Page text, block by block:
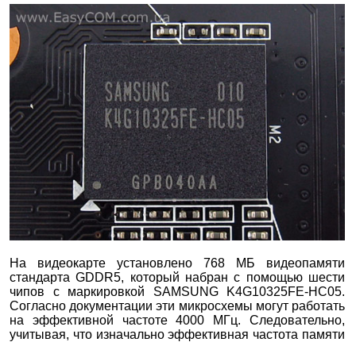
На видеокарте установлено 768 МБ видеопамяти
стандарта GDDR5, который набран с помощью шести
чипов с маркировкой SAMSUNG K4G10325FE-HC05.
Согласно документации эти микросхемы могут работать
на эффективной частоте 4000 МГц. Следовательно,
учитывая, что изначально эффективная частота памяти